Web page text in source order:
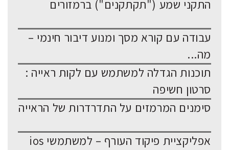
התקני שמע ("תקתקנים") ברמזורים
עבודה עם קורא מסך ומנוע דיבור חינמי –
מה...
תוכנות הגדלה למשתמש עם לקות ראייה :
סרטון חשיפה
סימנים המרמזים על התדרדרות של הראייה
אפליקציית פיקוד העורף – למשתמשי ios